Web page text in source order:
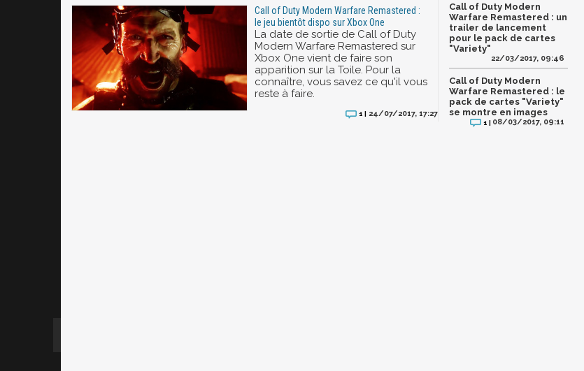
Call of Duty Modern Warfare Remastered :
le jeu bientôt dispo sur Xbox One
La date de sortie de Call of Duty
Modern Warfare Remastered sur
Xbox One vient de faire son
apparition sur la Toile. Pour la
connaître, vous savez ce qu'il vous
reste à faire.
1 | 24/07/2017, 17:27
Call of Duty Modern
Warfare Remastered : un
trailer de lancement
pour le pack de cartes
"Variety"
22/03/2017, 09:46
Call of Duty Modern
Warfare Remastered : le
pack de cartes "Variety"
se montre en images
1 | 08/03/2017, 09:11